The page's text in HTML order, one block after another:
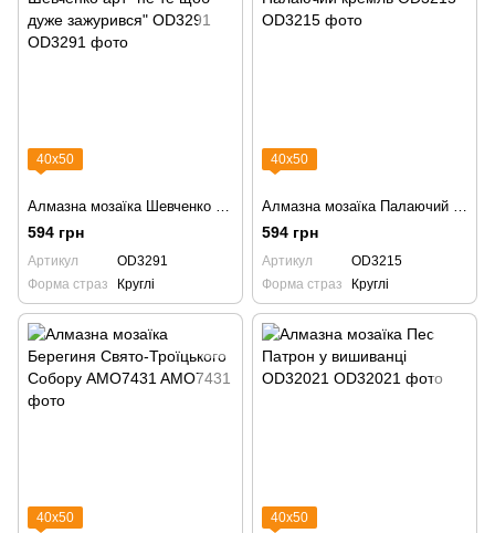
40х50
594 грн
Артикул
OD3291
Форма страз
Круглі
40х50
594 грн
Артикул
OD3215
Форма страз
Круглі
40х50 40х50